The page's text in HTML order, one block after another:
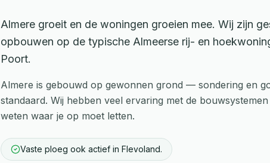
Almere groeit en de woningen groeien mee. Wij zijn
opbouwen op de typische Almeerse rij- en
Poort.
Almere is gebouwd op gewonnen grond — sondering en
standaard. Wij hebben veel ervaring met de
weten waar je op moet letten.
Vaste ploeg ook actief in Flevoland.